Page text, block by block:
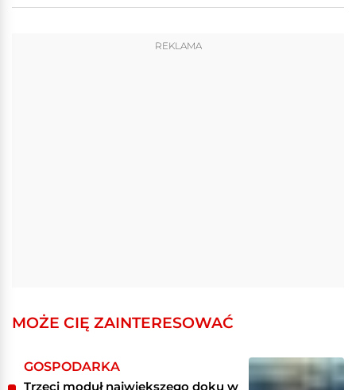
REKLAMA
MOŻE CIĘ ZAINTERESOWAĆ
GOSPODARKA
Trzeci moduł największego doku w